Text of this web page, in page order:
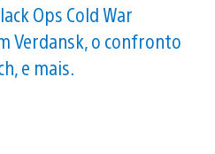
Ops Cold War
Verdansk, o confronto
e mais.